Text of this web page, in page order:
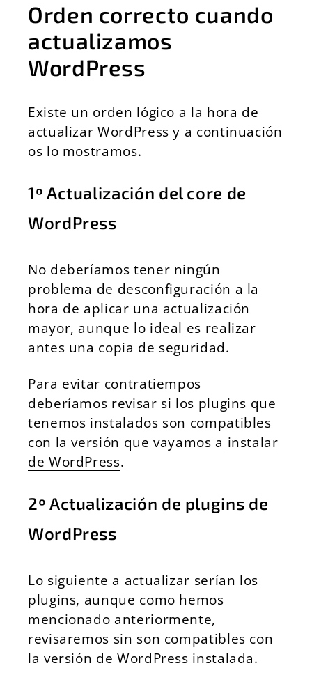
Orden correcto cuando
actualizamos
WordPress
Existe un orden lógico a la hora de
actualizar WordPress y a continuación
os lo mostramos.
1º Actualización del core de
WordPress
No deberíamos tener ningún
problema de desconfiguración a la
hora de aplicar una actualización
mayor, aunque lo ideal es realizar
antes una copia de seguridad.
Para evitar contratiempos
deberíamos revisar si los plugins que
tenemos instalados son compatibles
con la versión que vayamos a instalar
de WordPress.
2º Actualización de plugins de
WordPress
Lo siguiente a actualizar serían los
plugins, aunque como hemos
mencionado anteriormente,
revisaremos sin son compatibles con
la versión de WordPress instalada.